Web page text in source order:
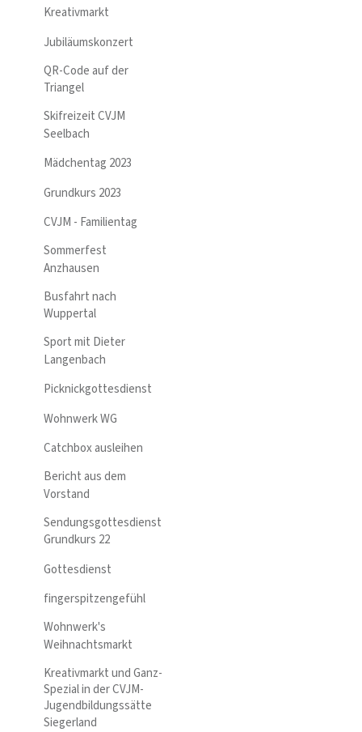
Kreativmarkt
Jubiläumskonzert
QR-Code auf der
Triangel
Skifreizeit CVJM
Seelbach
Mädchentag 2023
Grundkurs 2023
CVJM - Familientag
Sommerfest
Anzhausen
Busfahrt nach
Wuppertal
Sport mit Dieter
Langenbach
Picknickgottesdienst
Wohnwerk WG
Catchbox ausleihen
Bericht aus dem
Vorstand
Sendungsgottesdienst
Grundkurs 22
Gottesdienst
fingerspitzengefühl
Wohnwerk's
Weihnachtsmarkt
Kreativmarkt und Ganz-
Spezial in der CVJM-
Jugendbildungssätte
Siegerland